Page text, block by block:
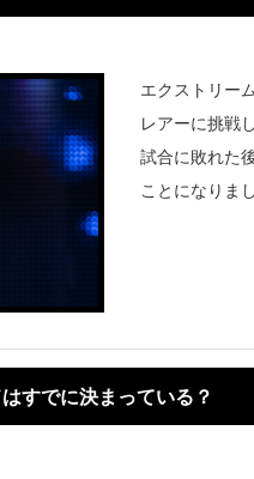
エクストリー
レアーに挑戦
試合に敗れた
ことになりま
すでに決まっている？